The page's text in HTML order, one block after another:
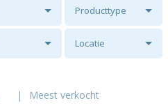
Producttype
Locatie
| Meest verkocht